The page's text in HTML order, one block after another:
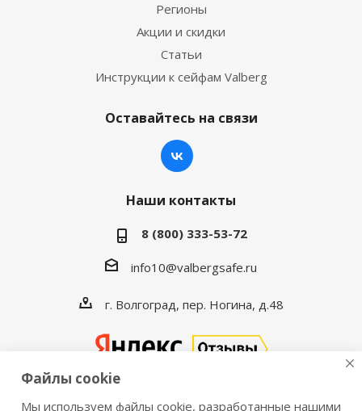
Регионы
Акции и скидки
Статьи
Инструкции к сейфам Valberg
Оставайтесь на связи
Наши контакты
8 (800) 333-53-72
info10@valbergsafe.ru
г. Волгоград, пер. Ногина, д.48
Файлы cookie
Мы используем файлы cookie, разработанные нашими